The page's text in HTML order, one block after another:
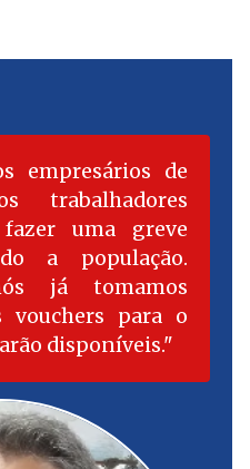
empresários de
trabalhadores
uma greve
a população.
já tomamos
vouchers para o
disponíveis.